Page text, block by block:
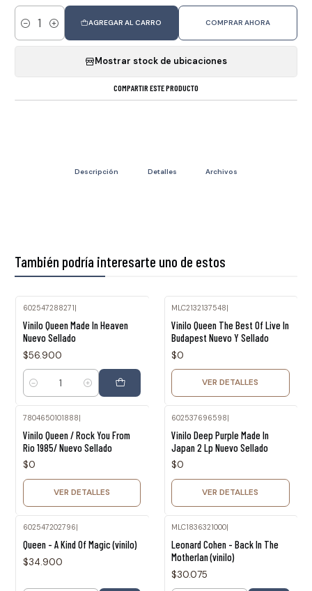
Cantidad
AGREGAR AL CARRO COMPRAR AHORA
Mostrar stock de ubicaciones
COMPARTIR ESTE PRODUCTO
Descripción Detalles Archivos
También podría interesarte uno de estos
602547288271|
Vinilo Queen Made In Heaven
Nuevo Sellado
$56.900
Cantidad
MLC2132137548|
Vinilo Queen The Best Of Live In
Budapest Nuevo Y Sellado
$0
VER DETALLES
7804650101888|
Vinilo Queen / Rock You From
Rio 1985/ Nuevo Sellado
$0
VER DETALLES
602537696598|
Vinilo Deep Purple Made In
Japan 2 Lp Nuevo Sellado
$0
VER DETALLES
602547202796
Queen - A Kind Of Magic (vinilo)
$34.900
MLC1836321000
Leonard Cohen - Back In The
Motherlan (vinilo)
$30.075